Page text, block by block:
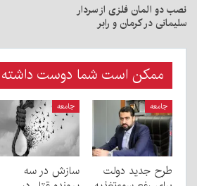
نصب دو المان فلزی از سردار
سلیمانی در کرمان و رابر
ممکن است شما دوست داشته
جامعه
طرح جدید دولت
جامعه
سازش در سه